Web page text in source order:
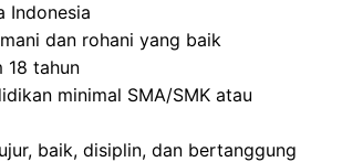
Indonesia
dan rohani yang baik
18 tahun
minimal SMA/SMK atau
baik, disiplin, dan bertanggung